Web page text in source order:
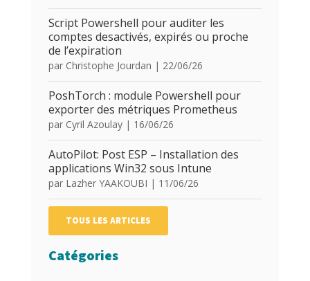
Script Powershell pour auditer les
comptes desactivés, expirés ou proche
de l’expiration
par Christophe Jourdan | 22/06/26
PoshTorch : module Powershell pour
exporter des métriques Prometheus
par Cyril Azoulay| 16/06/26
AutoPilot: Post ESP – Installation des
applications Win32 sous Intune
par Lazher YAAKOUBI | 11/06/26
TOUS LES ARTICLES
Catégories